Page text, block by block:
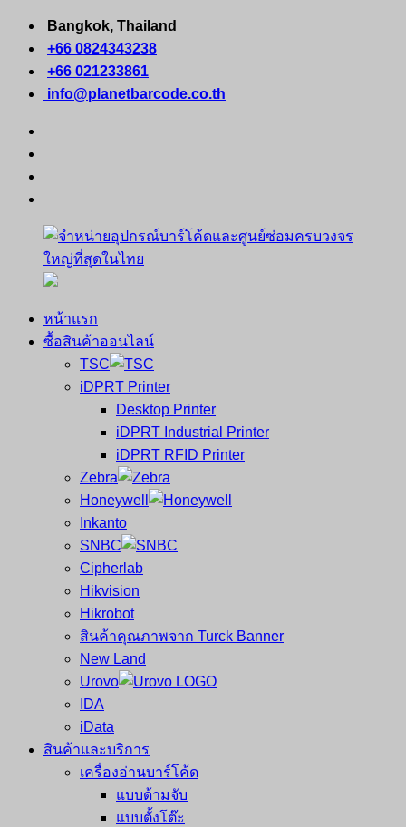
Skip
content
Bangkok, Thailand
+66 0824343238
+66 021233861
info@planetbarcode.co.th
จำหน่าย
คอมพิวเตอร์
หน้าแรก
ซื้อสินค้าออนไลน์
TSC
iDPRT Printer
Desktop Printer
iDPRT Industrial Printer
iDPRT RFID Printer
Zebra
Honeywell
Inkanto
SNBC
Cipherlab
Hikvision
Hikrobot
สินค้าคุณภาพจาก Turck Banner
New Land
Urovo
IDA
iData
สินค้าและบริการ
เครื่องอ่านบาร์โค้ด
แบบด้ามจับ
แบบตั้งโต๊ะ